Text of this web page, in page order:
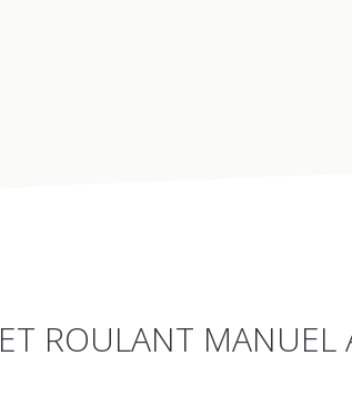
ROULANT MANUEL